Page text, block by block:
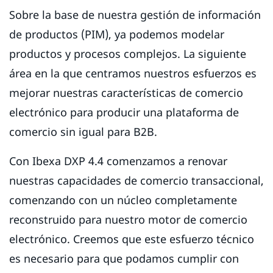
Sobre la base de nuestra gestión de información
de productos (PIM), ya podemos modelar
productos y procesos complejos. La siguiente
área en la que centramos nuestros esfuerzos es
mejorar nuestras características de comercio
electrónico para producir una plataforma de
comercio sin igual para B2B.
Con Ibexa DXP 4.4 comenzamos a renovar
nuestras capacidades de comercio transaccional,
comenzando con un núcleo completamente
reconstruido para nuestro motor de comercio
electrónico. Creemos que este esfuerzo técnico
es necesario para que podamos cumplir con